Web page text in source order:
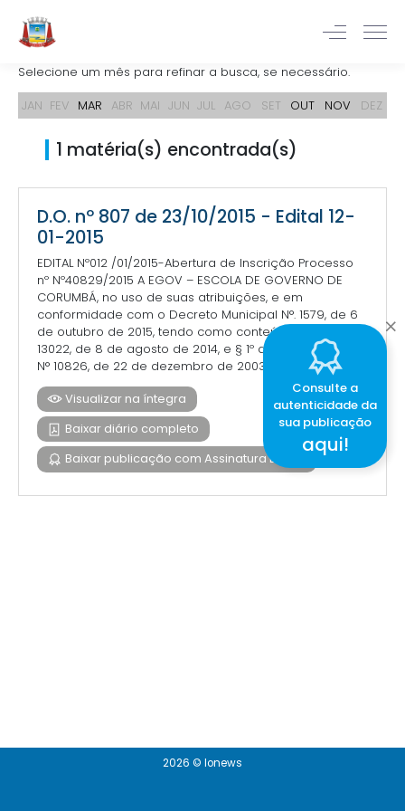
Selecione um mês para refinar a busca, se necessário.
JAN FEV MAR ABR MAI JUN JUL AGO SET OUT NOV DEZ
1 matéria(s) encontrada(s)
D.O. nº 807 de 23/10/2015 - Edital 12-
01-2015
EDITAL Nº012 /01/2015-Abertura de Inscrição Processo
nº Nº40829/2015 A EGOV – ESCOLA DE GOVERNO DE
CORUMBÁ, no uso de suas atribuições, e em
conformidade com o Decreto Municipal N°. 1579, de 6
de outubro de 2015, tendo como conteúdo a Lei N°
13022, de 8 de agosto de 2014, e § 1º do artigo 3° da Lei
N° 10826, de 22 de dezembro de 2003, torna pú...
Visualizar na íntegra
Baixar diário completo
Baixar publicação com Assinatura Digital
2026 © Ionews
Consulte a
autenticidade da
sua publicação
aqui!